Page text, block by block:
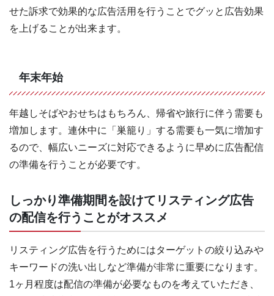
せた訴求で効果的な広告活用を行うことでグッと広告効果
を上げることが出来ます。
年末年始
年越しそばやおせちはもちろん、帰省や旅行に伴う需要も
増加します。連休中に「巣籠り」する需要も一気に増加す
るので、幅広いニーズに対応できるように早めに広告配信
の準備を行うことが必要です。
しっかり準備期間を設けてリスティング広告
の配信を行うことがオススメ
リスティング広告を行うためにはターゲットの絞り込みや
キーワードの洗い出しなど準備が非常に重要になります。
1ヶ月程度は配信の準備が必要なものを考えていただき、